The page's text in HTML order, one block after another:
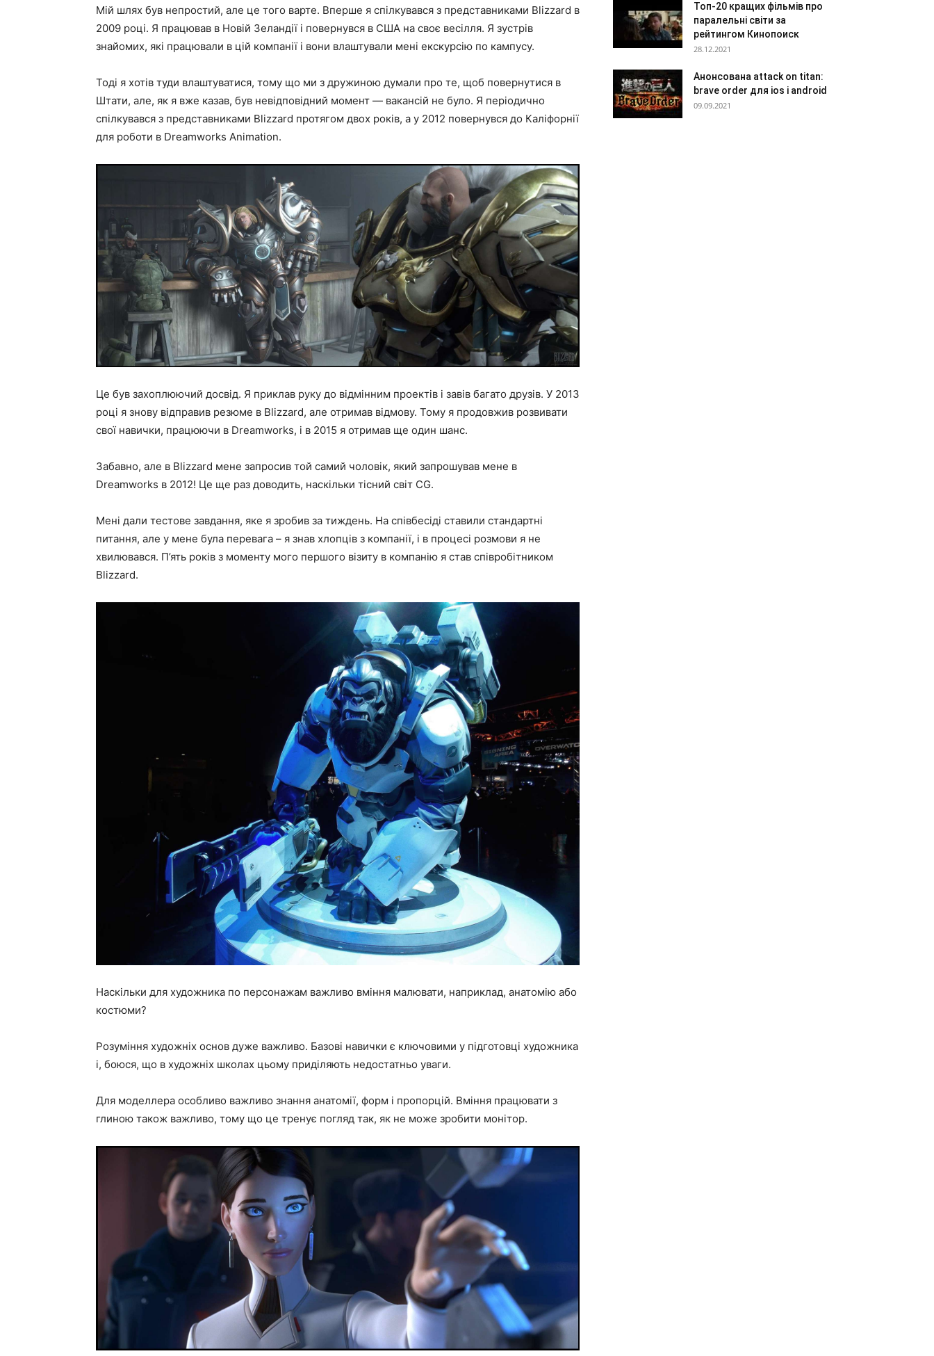
Мій шлях був непростий, але це того варте. Вперше я спілкувався з представниками Blizzard в
2009 році. Я працював в Новій Зеландії і повернувся в США на своє весілля. Я зустрів
знайомих, які працювали в цій компанії і вони влаштували мені екскурсію по кампусу.
Тоді я хотів туди влаштуватися, тому що ми з дружиною думали про те, щоб повернутися в
Штати, але, як я вже казав, був невідповідний момент — вакансій не було. Я періодично
спілкувався з представниками Blizzard протягом двох років, а у 2012 повернувся до Каліфорнії
для роботи в Dreamworks Animation.
Це був захоплюючий досвід. Я приклав руку до відмінним проектів і завів багато друзів. У 2013
році я знову відправив резюме в Blizzard, але отримав відмову. Тому я продовжив розвивати
свої навички, працюючи в Dreamworks, і в 2015 я отримав ще один шанс.
Забавно, але в Blizzard мене запросив той самий чоловік, який запрошував мене в
Dreamworks в 2012! Це ще раз доводить, наскільки тісний світ CG.
Мені дали тестове завдання, яке я зробив за тиждень. На співбесіді ставили стандартні
питання, але у мене була перевага – я знав хлопців з компанії, і в процесі розмови я не
хвилювався. П’ять років з моменту мого першого візиту в компанію я став співробітником
Blizzard.
Наскільки для художника по персонажам важливо вміння малювати, наприклад, анатомію або
костюми?
Розуміння художніх основ дуже важливо. Базові навички є ключовими у підготовці художника
і, боюся, що в художніх школах цьому приділяють недостатньо уваги.
Для моделлера особливо важливо знання анатомії, форм і пропорцій. Вміння працювати з
глиною також важливо, тому що це тренує погляд так, як не може зробити монітор.
Топ-20 кращих фільмів про
паралельні світи за
рейтингом Кинопоиск
28.12.2021
Анонсована attack on titan:
brave order для ios і android
09.09.2021